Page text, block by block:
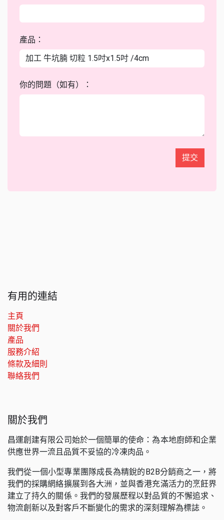
產品：
你的問題（如有）：
提交
有用的連結
主頁
關於我們
產品
服務介紹
條款及細則
聯絡我們
關於我們
昌運創建有限公司始於一個簡單的使命：為本地廚師和企業
供應世界一流且品質不妥協的冷凍肉品。
我們從一個小型專業團隊成長為精銳的B2B分銷商之一，將
我們的採購網絡擴展到各大洲，並與香港充滿活力的烹飪界
建立了持久的關係。我們的發展歷程以對品質的不懈追求、
物流創新以及對客戶不斷變化的需求的深刻理解為標誌。